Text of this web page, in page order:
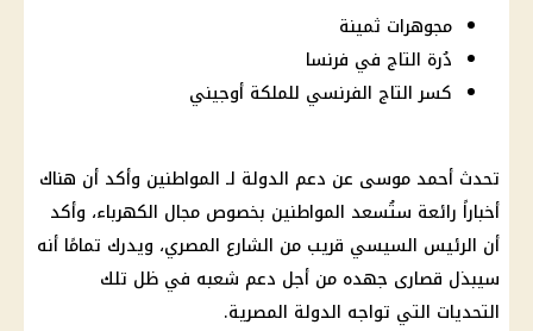
مجوهرات ثمينة
دُرة التاج في فرنسا
كسر التاج الفرنسي للملكة أوجيني
تحدث أحمد موسى عن دعم الدولة لـ المواطنين وأكد أن هناك
أخباراً رائعة ستُسعد المواطنين بخصوص مجال الكهرباء، وأكد
أن الرئيس السيسي قريب من الشارع المصري، ويدرك تمامًا أنه
سيبذل قصارى جهده من أجل دعم شعبه في ظل تلك
التحديات التي تواجه الدولة المصرية.